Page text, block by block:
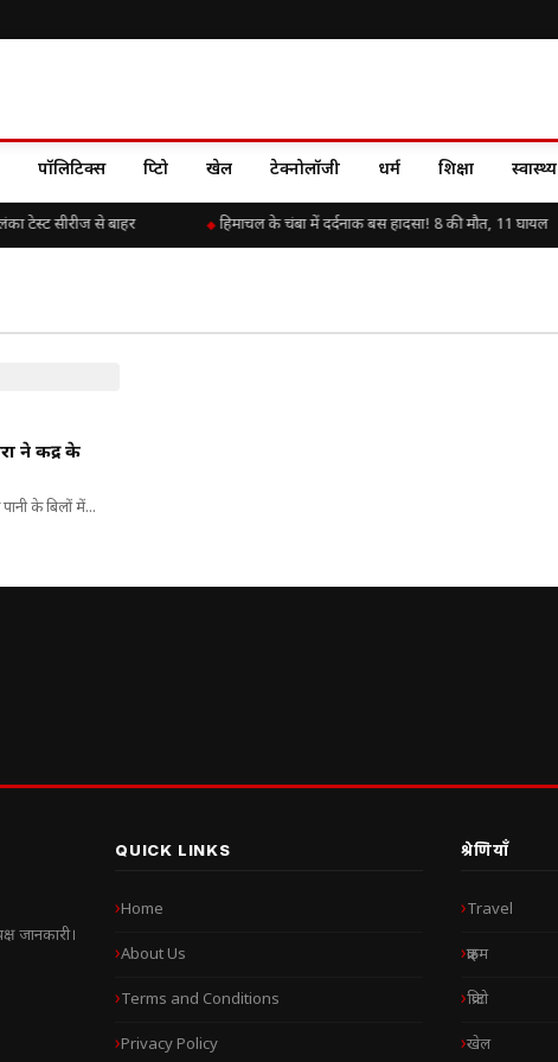
पॉलिटिक्स क्रिप्टो खेल टेक्नोलॉजी धर्म शिक्षा स्वास्थ्य
टेस्ट सीरीज से बाहर हिमाचल के चंबा में दर्दनाक बस हादसा! 8 की मौत, 11 घायल
ने केंद्र के
के बिलों में...
जानकारी।
QUICK LINKS
Home
About Us
Terms and Conditions
Privacy Policy
श्रेणियाँ
Travel
क्राइम
क्रिप्टो
खेल